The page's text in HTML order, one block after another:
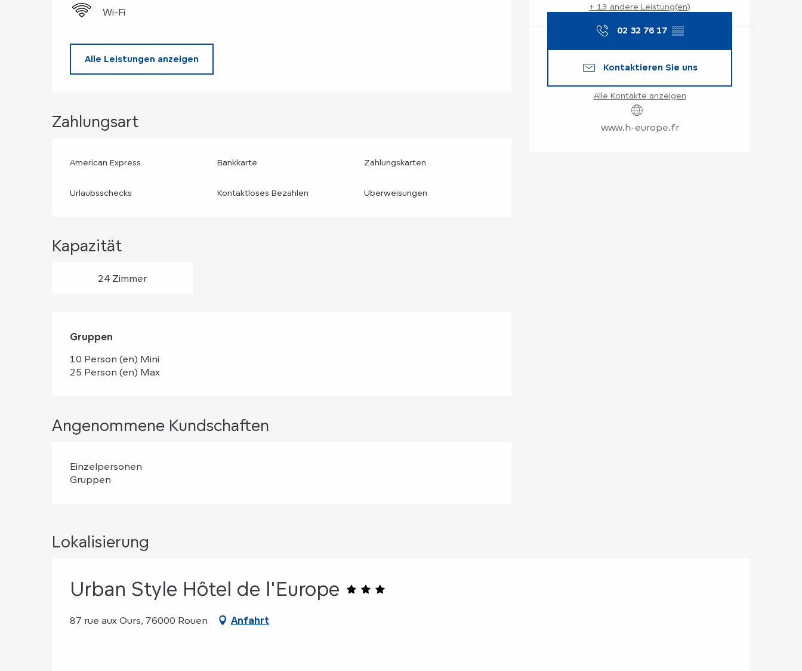
+ 13 andere Leistung(en)
02 32 76 17 ▒▒
Kontaktieren Sie uns
Alle Kontakte anzeigen
www.h-europe.fr
Wi-Fi
Alle Leistungen anzeigen
Zahlungsart
American Express Bankkarte Zahlungskarten
Urlaubsschecks Kontaktloses Bezahlen Überweisungen
Kapazität
24 Zimmer
Gruppen
Gruppen
10 Person (en) Mini
25 Person (en) Max
Angenommene Kundschaften
Einzelpersonen
Gruppen
Lokalisierung
Urban Style Hôtel de l'Europe
87 rue aux Ours, 76000 Rouen Anfahrt